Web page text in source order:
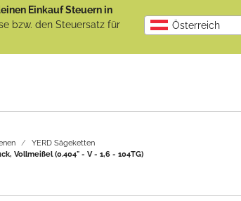
Einkauf Steuern in
bzw. den Steuersatz für
Österreich
YERD Sägeketten
Vollmeißel (0.404" - V - 1,6 - 104TG)